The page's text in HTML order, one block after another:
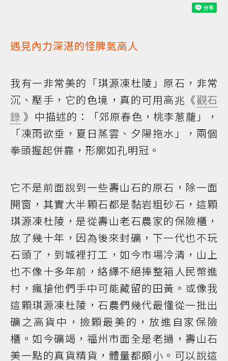
遇見內力深湛的怪脾氣高人
我有一非常美的「琪源凍杜陵」原石，非常
沉、壓手，它的色境，真的可用高兆《觀石
錄 》中描述的：「郊原春色，桃李蔥蘢」，
「凍雨欲垂，夏日蒸雲、夕陽拖水」，兩個
拳頭握起併靠，形廓如孔明冠。
它不是前面說到一些壽山石的原石，除一面
開窗，其實大半顆石都是黏岩粗砂石，這顆
琪源凍杜陵，是從壽山老石農家的保險櫃，
放了幾十年，因為後來封礦，下一代也不玩
石頭了，到城裡打工，如今市場冷清，山上
也不像十多年前，絡繹不絕捧整箱人民幣進
村，瘋搶他們手中可能藏留的田黃。或像我
這顆琪源凍杜陵，石農們幾代最懂從一批出
礦之高貨中，撿顆最美的，放進自家保險
櫃。如今礦竭，福州市面全是老撾，壽山石
美一點的真貨精貨，體量都頗小。可以說這